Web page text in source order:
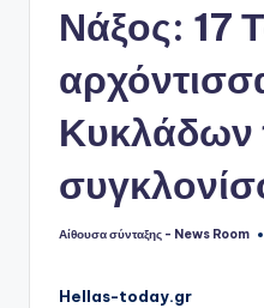
Νάξος: 17
Κυκλάδων
Συγγραφέας:
Αίθουσα σύνταξης - News Room
Hellas-today.gr